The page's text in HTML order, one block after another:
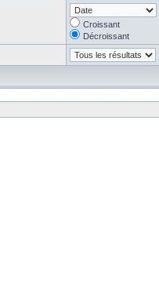
Croissant
Décroissant